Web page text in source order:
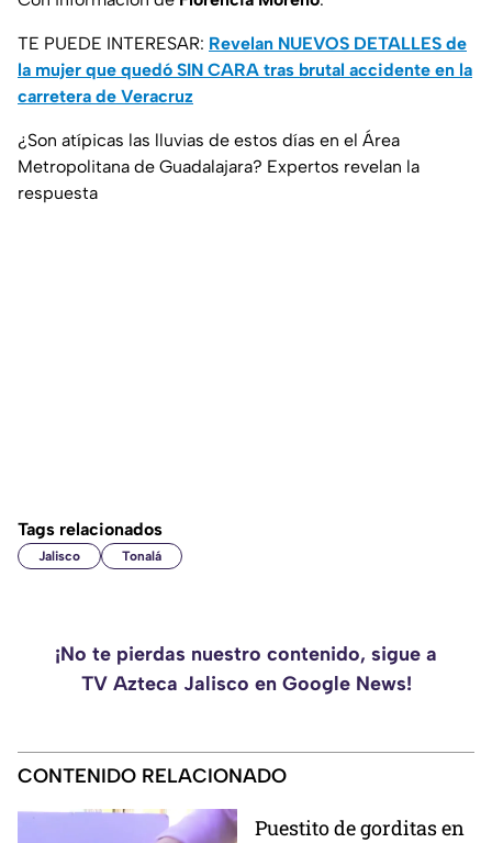
TE PUEDE INTERESAR: Revelan NUEVOS DETALLES de
la mujer que quedó SIN CARA tras brutal accidente en la
carretera de Veracruz
¿Son atípicas las lluvias de estos días en el Área
Metropolitana de Guadalajara? Expertos revelan la
respuesta
Tags relacionados
Jalisco Tonalá
¡No te pierdas nuestro contenido, sigue a
TV Azteca Jalisco en Google News!
CONTENIDO RELACIONADO
Puestito de gorditas en